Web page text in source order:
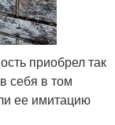
приобрел так
себя в том
ее имитацию